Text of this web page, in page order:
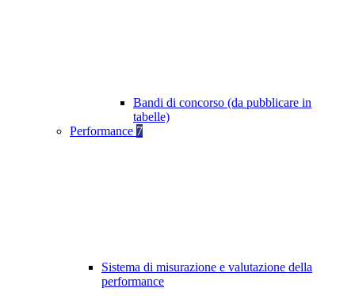
Bandi di concorso (da pubblicare in
tabelle)
Performance 7
Sistema di misurazione e valutazione della
performance